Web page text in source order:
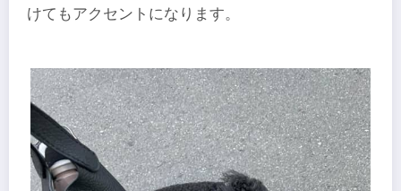
けてもアクセントになります。